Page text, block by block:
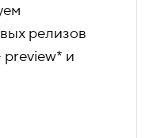
релизов
preview* и